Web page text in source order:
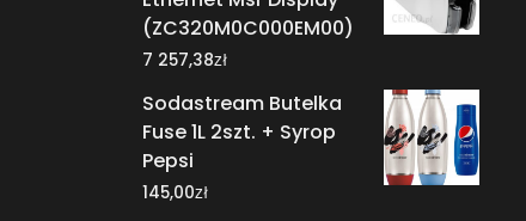
(ZC320M0C000EM00)
7 257,38zł
Sodastream Butelka
Fuse 1L 2szt. + Syrop
Pepsi
145,00zł